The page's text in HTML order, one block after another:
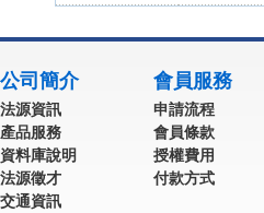
公司簡介
法源資訊
產品服務
資料庫說明
法源徵才
交通資訊
會員服務
申請流程
會員條款
授權費用
付款方式